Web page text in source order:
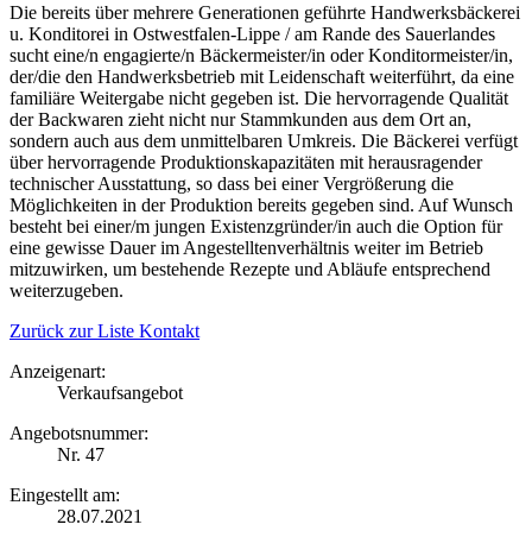
Die bereits über mehrere Generationen geführte Handwerksbäckerei
u. Konditorei in Ostwestfalen-Lippe / am Rande des Sauerlandes
sucht eine/n engagierte/n Bäckermeister/in oder Konditormeister/in,
der/die den Handwerksbetrieb mit Leidenschaft weiterführt, da eine
familiäre Weitergabe nicht gegeben ist. Die hervorragende Qualität
der Backwaren zieht nicht nur Stammkunden aus dem Ort an,
sondern auch aus dem unmittelbaren Umkreis. Die Bäckerei verfügt
über hervorragende Produktionskapazitäten mit herausragender
technischer Ausstattung, so dass bei einer Vergrößerung die
Möglichkeiten in der Produktion bereits gegeben sind. Auf Wunsch
besteht bei einer/m jungen Existenzgründer/in auch die Option für
eine gewisse Dauer im Angestelltenverhältnis weiter im Betrieb
mitzuwirken, um bestehende Rezepte und Abläufe entsprechend
weiterzugeben.
Zurück zur Liste Kontakt
Anzeigenart:
Verkaufsangebot
Angebotsnummer:
Nr. 47
Eingestellt am:
28.07.2021